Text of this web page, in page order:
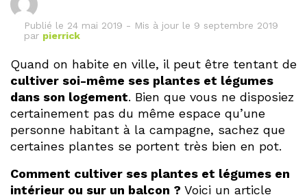
Publié le 24 mai 2019 - Mis à jour le 9 septembre 2019
par pierrick
Quand on habite en ville, il peut être tentant de
cultiver soi-même ses plantes et légumes
dans son logement. Bien que vous ne disposiez
certainement pas du même espace qu’une
personne habitant à la campagne, sachez que
certaines plantes se portent très bien en pot.
Comment cultiver ses plantes et légumes en
intérieur ou sur un balcon ? Voici un article